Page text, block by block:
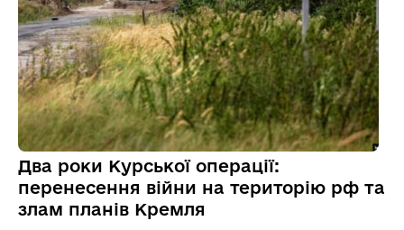
Два роки Курської операції:
перенесення війни на територію рф та
злам планів Кремля